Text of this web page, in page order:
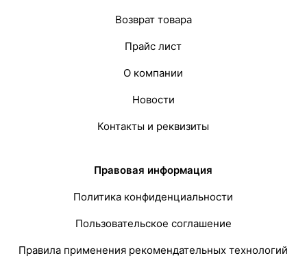
Возврат товара
Прайс лист
О компании
Новости
Контакты и реквизиты
Правовая информация
Политика конфиденциальности
Пользовательское соглашение
Правила применения рекомендательных технологий